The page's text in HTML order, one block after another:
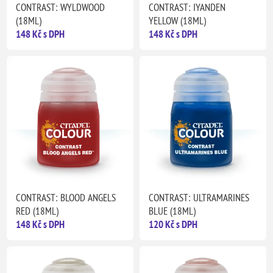
CONTRAST: WYLDWOOD
(18ML)
148 Kč s DPH
CONTRAST: IYANDEN
YELLOW (18ML)
148 Kč s DPH
CONTRAST: BLOOD ANGELS
RED (18ML)
148 Kč s DPH
CONTRAST: ULTRAMARINES
BLUE (18ML)
120 Kč s DPH